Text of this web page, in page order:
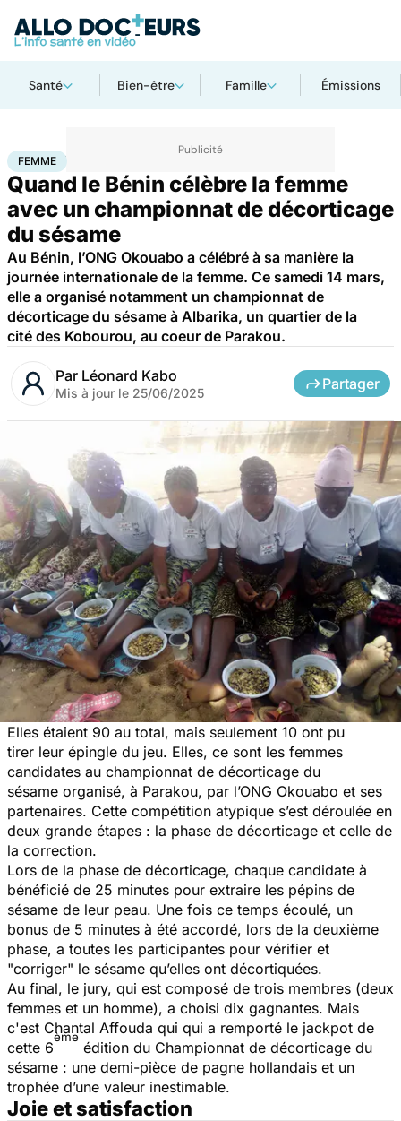
Santé Bien-être Famille Émissions
AccueilSanté
FEMME
Quand le Bénin célèbre la femme
avec un championnat de décorticage
du sésame
Au Bénin, l’ONG Okouabo a célébré à sa manière la
journée internationale de la femme. Ce samedi 14 mars,
elle a organisé notamment un championnat de
décorticage du sésame à Albarika, un quartier de la
cité des Kobourou, au coeur de Parakou.
Par Léonard Kabo
Mis à jour le 25/06/2025
Partager
Elles étaient 90 au total, mais seulement 10 ont pu
tirer leur épingle du jeu. Elles, ce sont les femmes
candidates au championnat de décorticage du
sésame organisé, à Parakou, par l’ONG Okouabo et ses
partenaires. Cette compétition atypique s’est déroulée en
deux grande étapes : la phase de décorticage et celle de
la correction.
Lors de la phase de décorticage, chaque candidate à
bénéficié de 25 minutes pour extraire les pépins de
sésame de leur peau. Une fois ce temps écoulé, un
bonus de 5 minutes à été accordé, lors de la deuxième
phase, a toutes les participantes pour vérifier et
"corriger" le sésame qu’elles ont décortiquées.
Au final, le jury, qui est composé de trois membres (deux
femmes et un homme), a choisi dix gagnantes. Mais
c'est Chantal Affouda qui qui a remporté le jackpot de
cette 6
ème
édition du Championnat de décorticage du
sésame : une demi-pièce de pagne hollandais et un
trophée d’une valeur inestimable.
Joie et satisfaction